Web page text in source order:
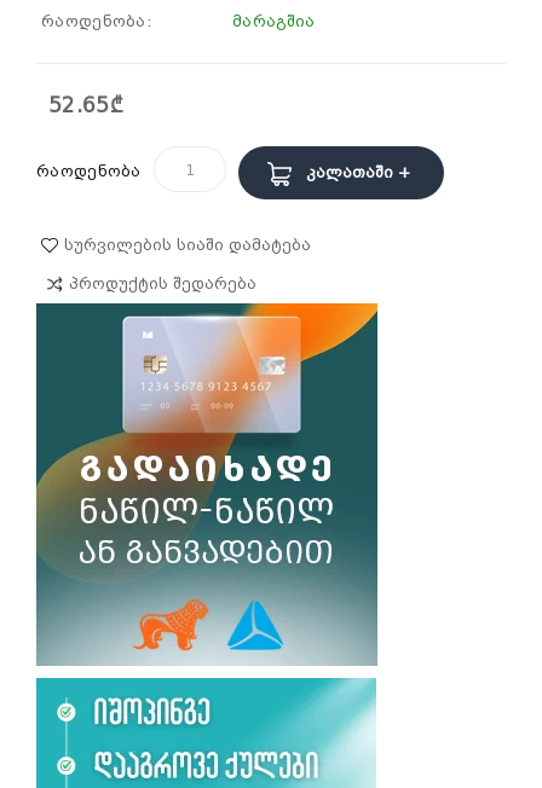
რაოდენობა:
მარაგშია
52.65₾
რაოდენობა Კალათაში +
Სურვილების Სიაში Დამატება
Პროდუქტის Შედარება